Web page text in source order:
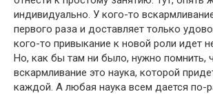
индивидуально. У кого-то
первого раза и доставляет только
кого-то привыкание к новой роли идет
Но, как бы там ни было, нужно помнить,
вскармливание это наука, которой
каждой. А любая наука всем дается по-